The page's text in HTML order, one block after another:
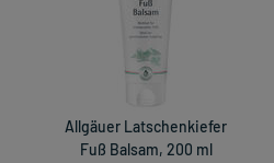
Allgäuer Latschenkiefer
Fuß Balsam, 200 ml